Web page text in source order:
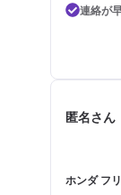
連絡が
匿名さん
ホンダ フ